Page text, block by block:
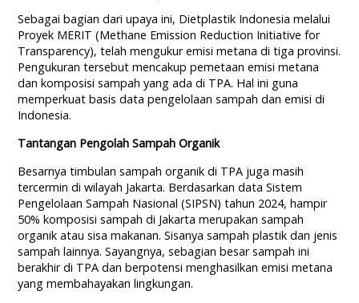
Sebagai bagian dari upaya ini, Dietplastik Indonesia melalui
Proyek MERIT (Methane Emission Reduction Initiative for
Transparency), telah mengukur emisi metana di tiga provinsi.
Pengukuran tersebut mencakup pemetaan emisi metana
dan komposisi sampah yang ada di TPA. Hal ini guna
memperkuat basis data pengelolaan sampah dan emisi di
Indonesia.
Tantangan Pengolah Sampah Organik
Besarnya timbulan sampah organik di TPA juga masih
tercermin di wilayah Jakarta. Berdasarkan data Sistem
Pengelolaan Sampah Nasional (SIPSN) tahun 2024, hampir
50% komposisi sampah di Jakarta merupakan sampah
organik atau sisa makanan. Sisanya sampah plastik dan jenis
sampah lainnya. Sayangnya, sebagian besar sampah ini
berakhir di TPA dan berpotensi menghasilkan emisi metana
yang membahayakan lingkungan.